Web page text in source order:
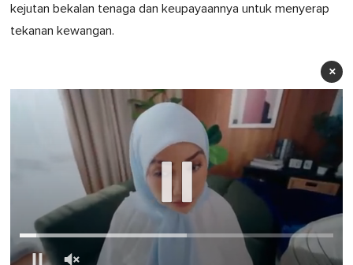
kejutan bekalan tenaga dan keupayaannya untuk menyerap
tekanan kewangan.
×